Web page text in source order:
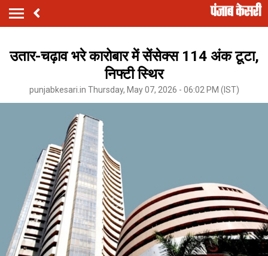
उतार-चढ़ाव भरे कारोबार में सेंसेक्स 114 अंक टूटा,
निफ्टी स्थिर
punjabkesari.in Thursday, May 07, 2026 - 06:02 PM (IST)